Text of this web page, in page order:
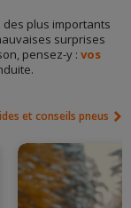
des plus importants
surprises
pensez-y : vos
et conseils pneus